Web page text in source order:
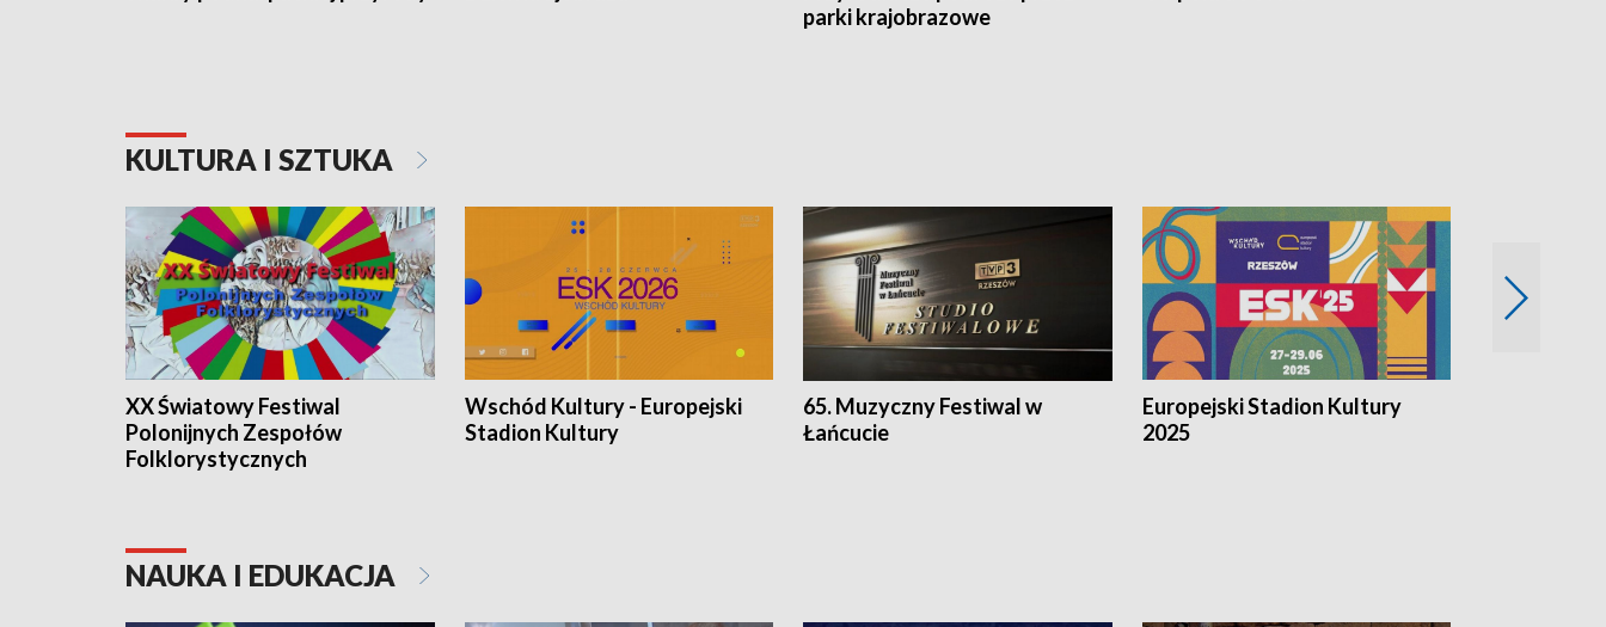
parki krajobrazowe
KULTURA I SZTUKA
XX Światowy Festiwal
Polonijnych Zespołów
Folklorystycznych
Wschód Kultury - Europejski
Stadion Kultury
65. Muzyczny Festiwal w
Łańcucie
Europejski Stadion Kultury
2025
NAUKA I EDUKACJA